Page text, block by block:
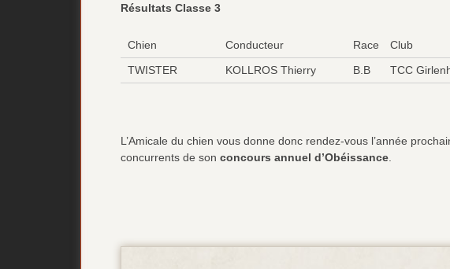
Résultats Classe 3
Chien Conducteur Race Club
TWISTER
KOLLROS Thierry B.B TCC
L’Amicale du chien vous donne donc rendez-vous l’année
concurrents de son concours annuel d’Obéissance